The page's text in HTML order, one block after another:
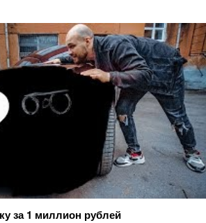
за 1 миллион рублей